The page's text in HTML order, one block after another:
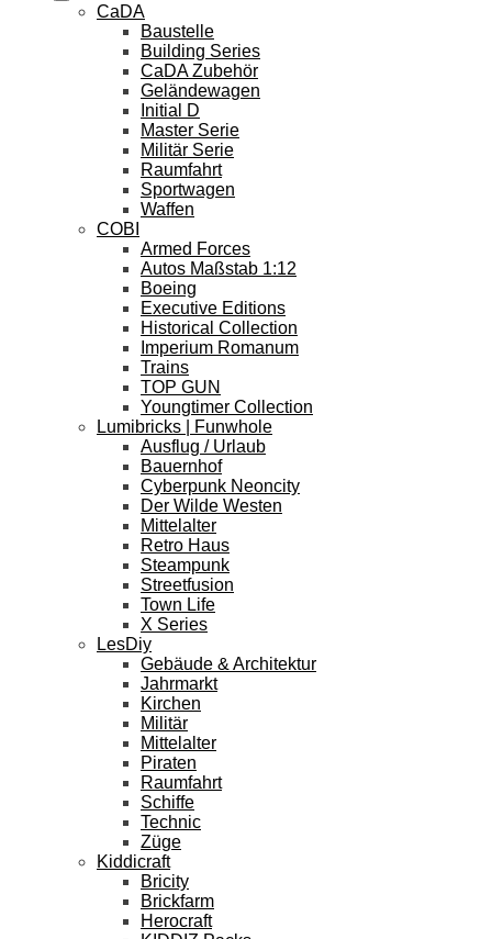
CaDA
Baustelle
Building Series
CaDA Zubehör
Geländewagen
Initial D
Master Serie
Militär Serie
Raumfahrt
Sportwagen
Waffen
COBI
Armed Forces
Autos Maßstab 1:12
Boeing
Executive Editions
Historical Collection
Imperium Romanum
Trains
TOP GUN
Youngtimer Collection
Lumibricks | Funwhole
Ausflug / Urlaub
Bauernhof
Cyberpunk Neoncity
Der Wilde Westen
Mittelalter
Retro Haus
Steampunk
Streetfusion
Town Life
X Series
LesDiy
Gebäude & Architektur
Jahrmarkt
Kirchen
Militär
Mittelalter
Piraten
Raumfahrt
Schiffe
Technic
Züge
Kiddicraft
Bricity
Brickfarm
Herocraft